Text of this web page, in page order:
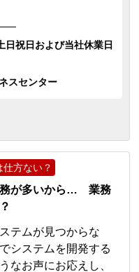
日祝日および当社休業日
スセンター
方ない？
務が多いから… 業務
テムが見つからな
システムを開発する
なお声にお応えし、